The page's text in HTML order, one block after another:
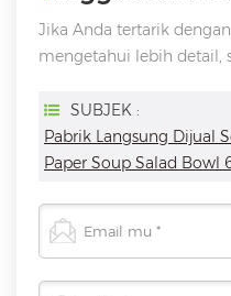
Jika Anda tertarik
mengetahui lebih detail,
SUBJEK :
Pabrik Langsung Dijual
Paper Soup Salad Bowl